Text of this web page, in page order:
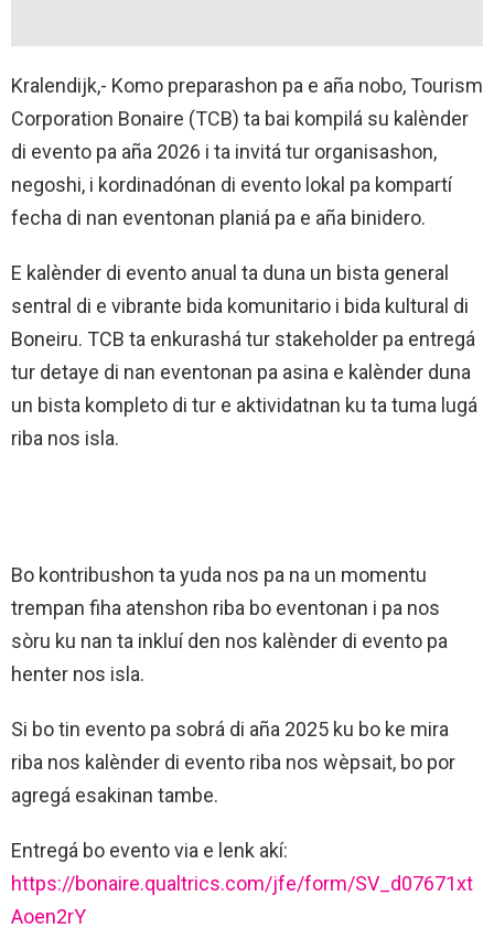
Kralendijk,- Komo preparashon pa e aña nobo, Tourism
Corporation Bonaire (TCB) ta bai kompilá su kalènder
di evento pa aña 2026 i ta invitá tur organisashon,
negoshi, i kordinadónan di evento lokal pa kompartí
fecha di nan eventonan planiá pa e aña binidero.
E kalènder di evento anual ta duna un bista general
sentral di e vibrante bida komunitario i bida kultural di
Boneiru. TCB ta enkurashá tur stakeholder pa entregá
tur detaye di nan eventonan pa asina e kalènder duna
un bista kompleto di tur e aktividatnan ku ta tuma lugá
riba nos isla.
Bo kontribushon ta yuda nos pa na un momentu
trempan fiha atenshon riba bo eventonan i pa nos
sòru ku nan ta inkluí den nos kalènder di evento pa
henter nos isla.
Si bo tin evento pa sobrá di aña 2025 ku bo ke mira
riba nos kalènder di evento riba nos wèpsait, bo por
agregá esakinan tambe.
Entregá bo evento via e lenk akí:
https://bonaire.qualtrics.com/jfe/form/SV_d07671xt
Aoen2rY